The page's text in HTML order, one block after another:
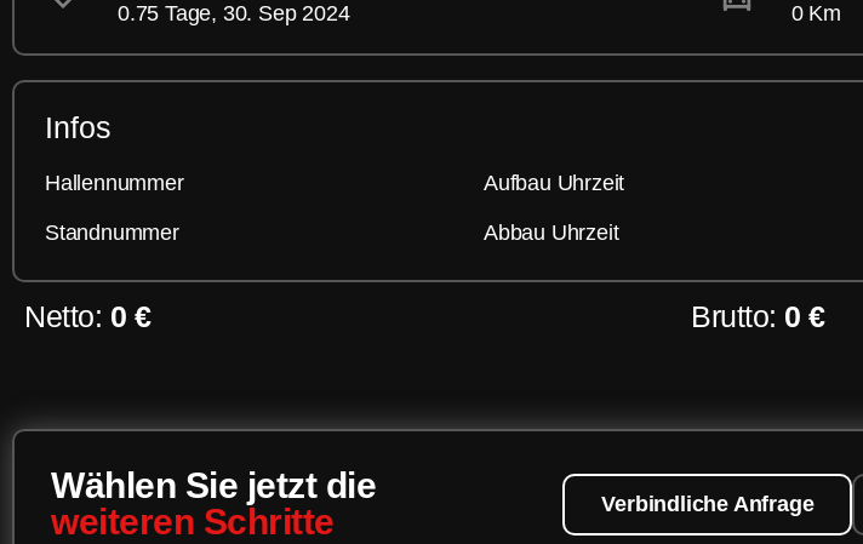
0.75 Tage, 30. Sep 2024 0 Km
Infos
Hallennummer
Standnummer
Aufbau Uhrzeit
Abbau Uhrzeit
Netto: 0 € Brutto: 0 €
Wählen Sie jetzt die
weiteren Schritte
Verbindliche Anfrage